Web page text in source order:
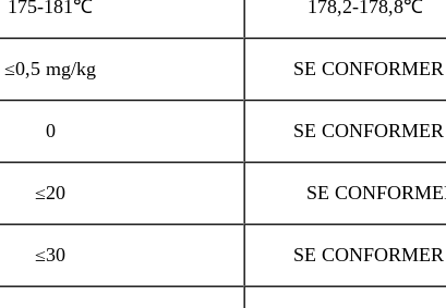
175-181℃ 178,2-178,8℃
≤0,5 mg/kg SE CONFORMER
0 SE CONFORMER
≤20 SE
≤30 SE CONFORMER